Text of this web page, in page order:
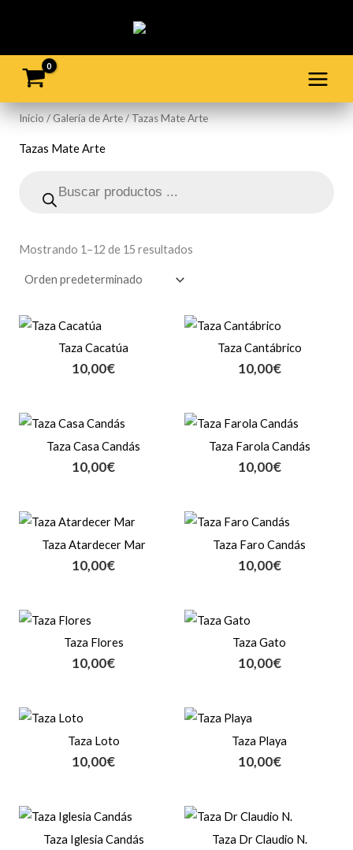
contenido
Inicio /Galería de Arte/ Tazas Mate Arte
Tazas Mate Arte
productos
Mostrando 1–12 de 15 resultados
Taza Cacatúa
10,00€
Taza Cantábrico
10,00€
Taza Casa Candás
10,00€
Taza Farola Candás
10,00€
Taza Atardecer Mar
10,00€
Taza Faro Candás
10,00€
Taza Flores
10,00€
Taza Gato
10,00€
Taza Loto
10,00€
Taza Playa
10,00€
Taza Iglesia Candás Taza Dr Claudio N.